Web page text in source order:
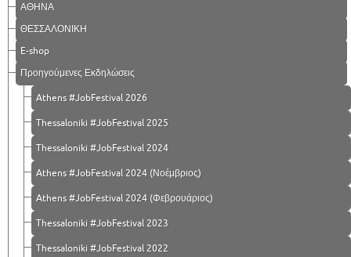
ΑΘΗΝΑ
ΘΕΣΣΑΛΟΝΙΚΗ
E-shop
Προηγούμενες Εκδηλώσεις
Athens #JobFestival 2026
Thessaloniki #JobFestival 2025
Thessaloniki #JobFestival 2024
Athens #JobFestival 2024 (Νοέμβριος)
Athens #JobFestival 2024 (Φεβρουάριος)
Thessaloniki #JobFestival 2023
Thessaloniki #JobFestival 2022